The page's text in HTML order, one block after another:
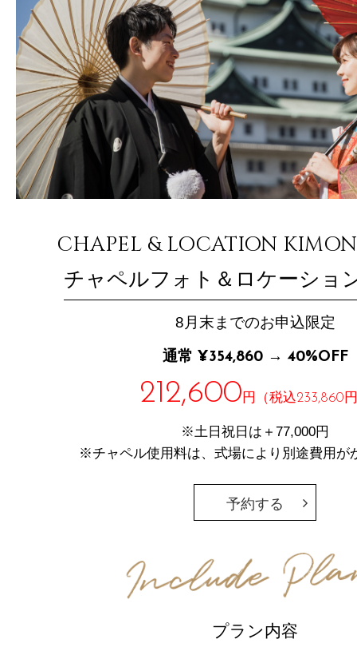
CHAPEL & LOCATION
チャペルフォト＆ロケーショ
8月末までのお申込限定
通常 ¥354,860 → 40%OFF
212,600 円（税込233,860
※土日祝日は＋77,000円
※チャペル使用料は、式場により別途費用が
予約する
プラン内容